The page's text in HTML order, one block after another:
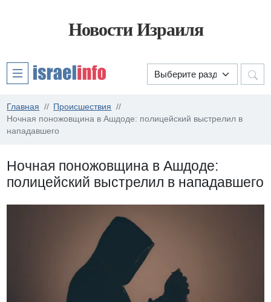
Новости Израиля
Главная
Происшествия
Ночная поножовщина в Ашдоде: полицейский выстрелил в
нападавшего
Ночная поножовщина в Ашдоде:
полицейский выстрелил в нападавшего